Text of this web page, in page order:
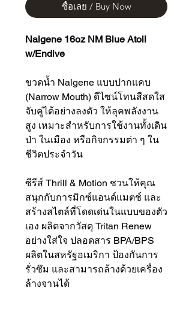
ซื้อเลย / Buy Now
Nalgene 16oz NM Blue Atoll
w/Endive
ขวดน้ำ Nalgene แบบปากแคบ
(Narrow Mouth) ดีไซน์โทนสีสดใส
จับคู่ได้อย่างลงตัว ให้ลุคพลังงาน
สูง เหมาะสำหรับการใช้งานทั้งเดิน
ป่า ในเมือง หรือกิจกรรมต่า ๆ ใน
ชีวิตประจำวัน
ซีรีส์ Thrill & Motion ชวนให้คุณ
สนุกกับการมิกซ์แอนด์แมตช์ และ
สร้างสไตล์ที่โดดเด่นในแบบของตัว
เอง ผลิตจากวัสดุ Tritan Renew
อย่างใส่ใจ ปลอดสาร BPA/BPS
ผลิตในสหรัฐอเมริกา ป้องกันการ
รั่วซึม และสามารถล้างด้วยเครื่อง
ล้างจานได้